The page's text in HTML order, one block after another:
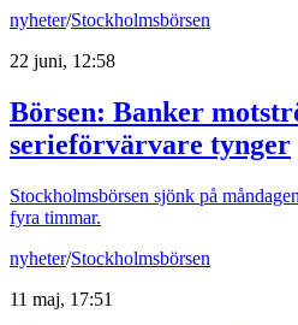
nyheter/Stockholmsbörsen
22 juni, 12:58
Börsen: Banker
serieförvärvare tynger
Stockholmsbörsen sjönk på
fyra timmar.
nyheter/Stockholmsbörsen
11 maj, 17:51